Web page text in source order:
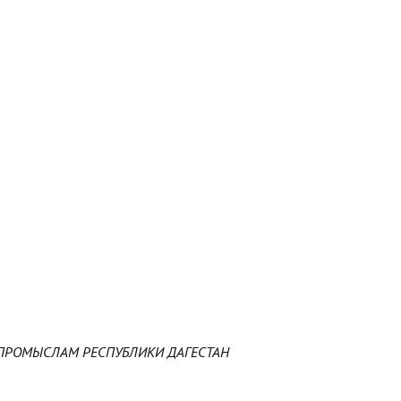
РЕСПУБЛИКИ ДАГЕСТАН